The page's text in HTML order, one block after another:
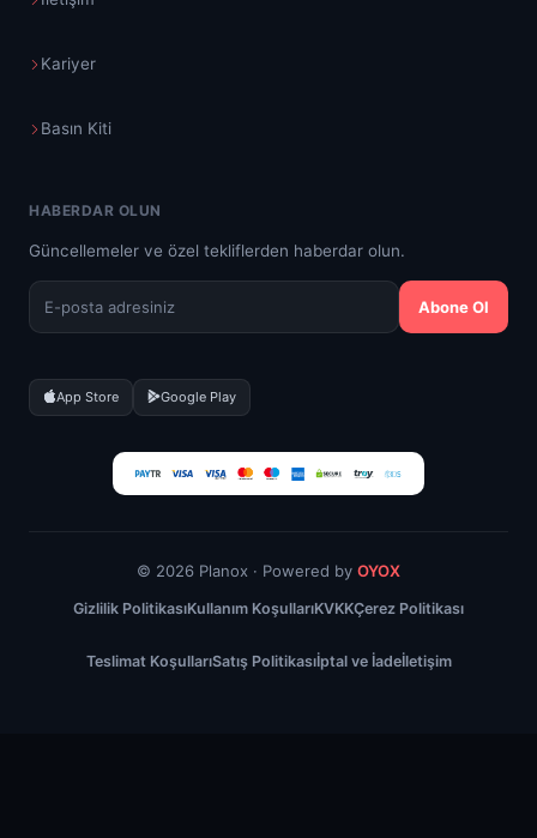
Kariyer
Basın Kiti
HABERDAR OLUN
Güncellemeler ve özel tekliflerden haberdar olun.
Abone Ol
App Store Google Play
© 2026 Planox · Powered by OYOX
Gizlilik PolitikasıKullanım KoşullarıKVKKÇerez Politikası
Teslimat KoşullarıSatış Politikasıİptal ve İadeİletişim